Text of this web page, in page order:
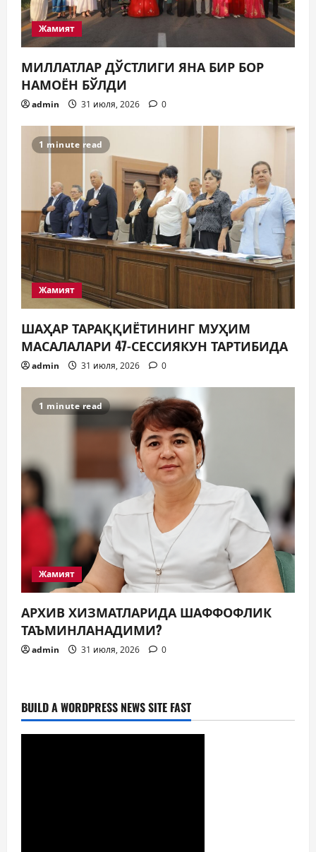
Жамият
МИЛЛАТЛАР ДЎСТЛИГИ ЯНА БИР БОР
НАМОЁН БЎЛДИ
admin 31 июля, 2026 0
1 minute read
Жамият
ШАҲАР ТАРАҚҚИЁТИНИНГ МУҲИМ
МАСАЛАЛАРИ 47-СЕССИЯКУН ТАРТИБИДА
admin 31 июля, 2026 0
1 minute read
Жамият
АРХИВ ХИЗМАТЛАРИДА ШАФФОФЛИК
ТАЪМИНЛАНАДИМИ?
admin 31 июля, 2026 0
BUILD A WORDPRESS NEWS SITE FAST